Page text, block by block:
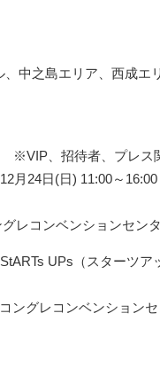
中之島エリア、西成エ
※VIP、招待者、プレス
月24日(日) 11:00～
レコンベンションセン
UPs（スターツア
ングレコンベンション